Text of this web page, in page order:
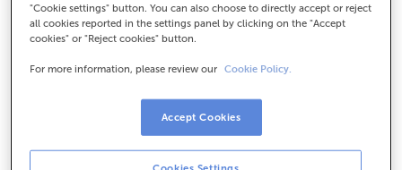
Quen pode necesitar un plan de
pensións?
xubilación, maior aforro acumularemos para cando
chegue o momento. Así poderemos gozar dun
mellor nivel de vida e, no camiño, reduciremos a
"Cookie settings" button. You can also choose to directly accept or reject
all cookies reported in the settings panel by clicking on the "Accept
cookies" or "Reject cookies" button.
For more information, please review our Cookie Policy.
Accept Cookies